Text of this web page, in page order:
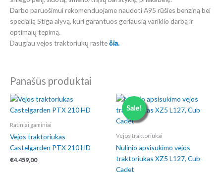
Darbo paruošimui rekomenduojame naudoti A95 rūšies benziną bei
specialią Stiga alyvą, kuri garantuos geriausią variklio darbą ir
optimalų tepimą.
Daugiau vejos traktoriukų rasitečia.
Panašūs produktai
Ratiniai gaminiai
Vejos traktoriukas
Castelgarden PTX 210 HD
€4.459,00
Sale!
Vejos traktoriukai
Nulinio apsisukimo vejos
traktoriukas XZ5 L127, Cub
Cadet